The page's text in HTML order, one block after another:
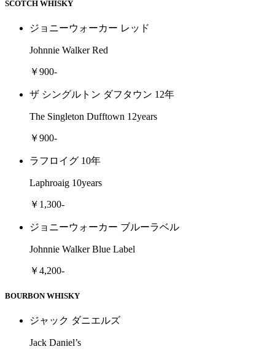
SCOTCH WHISKY
ジョニーウォーカー レッド
Johnnie Walker Red
￥900-
ザ シングルトン ダフタウン 12年
The Singleton Dufftown 12years
￥900-
ラフロイグ 10年
Laphroaig 10years
￥1,300-
ジョニーウォーカー ブルーラベル
Johnnie Walker Blue Label
￥4,200-
BOURBON WHISKY
ジャック ダニエルズ
Jack Daniel’s